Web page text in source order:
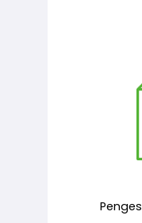
Pegawai
dan
kelulusan